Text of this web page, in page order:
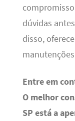
dúvidas
disso,
Entre em
O melhor
SP está a